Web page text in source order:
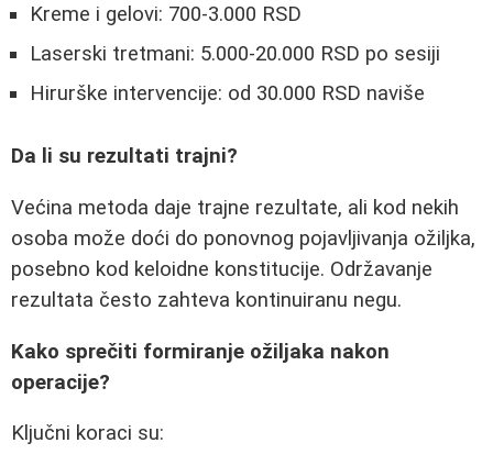
Kreme i gelovi: 700-3.000 RSD
Laserski tretmani: 5.000-20.000 RSD po sesiji
Hirurške intervencije: od 30.000 RSD naviše
Da li su rezultati trajni?
Većina metoda daje trajne rezultate, ali kod nekih
osoba može doći do ponovnog pojavljivanja ožiljka,
posebno kod keloidne konstitucije. Održavanje
rezultata često zahteva kontinuiranu negu.
Kako sprečiti formiranje ožiljaka nakon
operacije?
Ključni koraci su: